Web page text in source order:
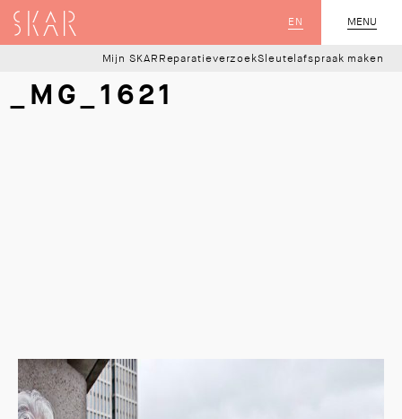
MENU
SLUIT
EN
SKAR
Mijn SKAR ReparatieverzoekSleutelafspraak maken
_MG_1621